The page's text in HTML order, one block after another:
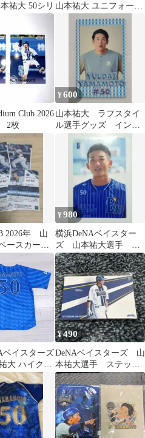
祐大 50シリ 山本祐大 ユニフォーム
Oサイズ
Club 2026
2枚
¥600
山本祐大 ラフスタイ
ル選手グッズ インス
タントフォトカード
2026年 山
スカード
¥980
横浜DeNAベイスター
ズ 山本祐大選手 生
写真 A4サイズ
ベイスターズ
大 ハイクオ
プリカユニ
¥490
DeNAベイスターズ 山
本祐大選手 ステッカ
ー